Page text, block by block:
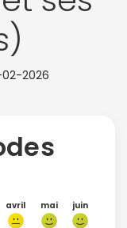
2026
avril mai juin